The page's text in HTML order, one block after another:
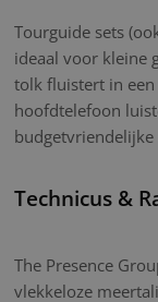
Tourguide sets
ideaal voor kleine
tolk fluistert in
hoofdtelefoon
budgetvriendelijke
Technicus &
The Presence
vlekkeloze